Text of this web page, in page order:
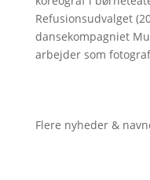
Refusionsudvalget
dansekompagniet
arbejder som
Flere nyheder &